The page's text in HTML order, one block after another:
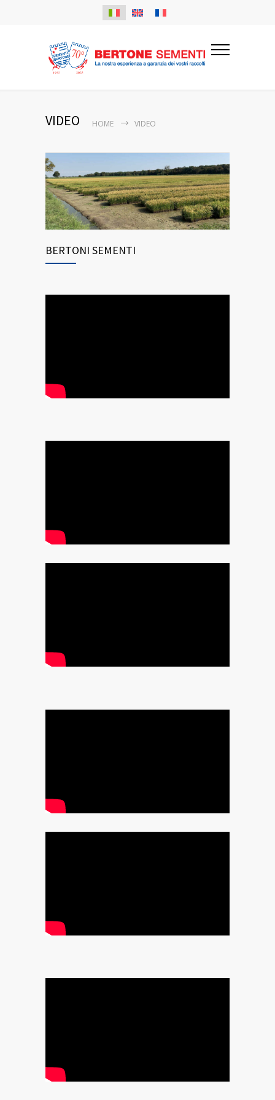
VIDEO HOME VIDEO
BERTONI SEMENTI